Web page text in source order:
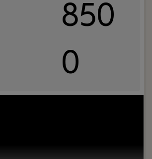
850
0